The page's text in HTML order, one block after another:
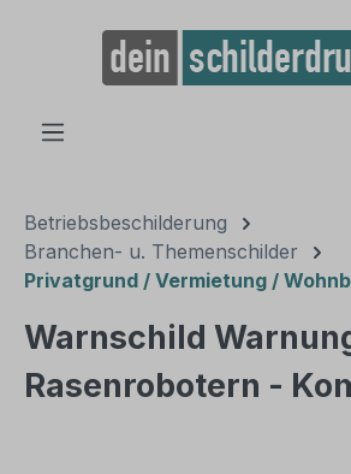
springen
Betriebsbeschilderung
Branchen- u. Themenschilder
Privatgrund / Vermietung /
Warnschild
Rasenrobotern -